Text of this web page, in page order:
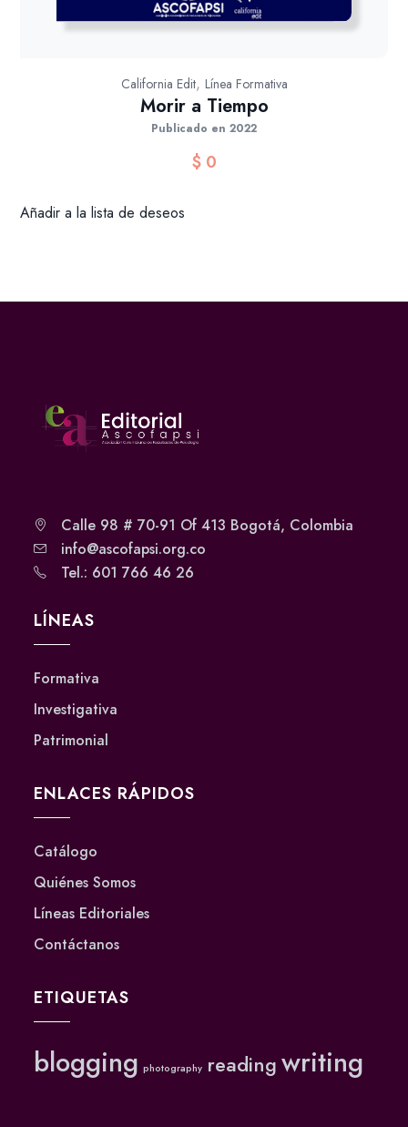
California Edit, Línea Formativa
Morir a Tiempo
Publicado en 2022
$0
Añadir a la lista de deseos
Calle 98 # 70-91 Of 413 Bogotá, Colombia
info@ascofapsi.org.co
Tel.: 601 766 46 26
LÍNEAS
Formativa
Investigativa
Patrimonial
ENLACES RÁPIDOS
Catálogo
Quiénes Somos
Líneas Editoriales
Contáctanos
ETIQUETAS
blogging photography reading writing